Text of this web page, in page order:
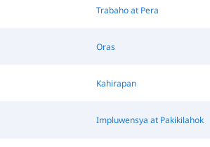
Trabaho at Pera
Oras
Kahirapan
Impluwensya at Pakikilahok